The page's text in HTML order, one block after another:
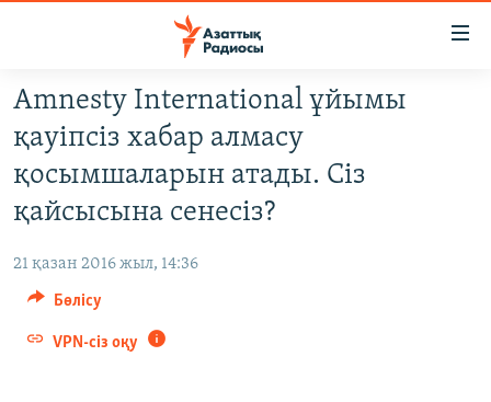
Skip
to
main
content
to
Skip
ЖАҢАЛЫҚТАР
САЯСАТ
AZATTYQTV
АДАМ ҚҰҚЫҚТАРЫ
ӘЛЕУМЕТ
ӘЛЕМ
Amnesty International ұйымы
қауіпсіз хабар алмасу
қосымшаларын атады. Сіз
қайсысына сенесіз?
21 қазан 2016 жыл, 14:36
Бөлісу
VPN-сіз оқу